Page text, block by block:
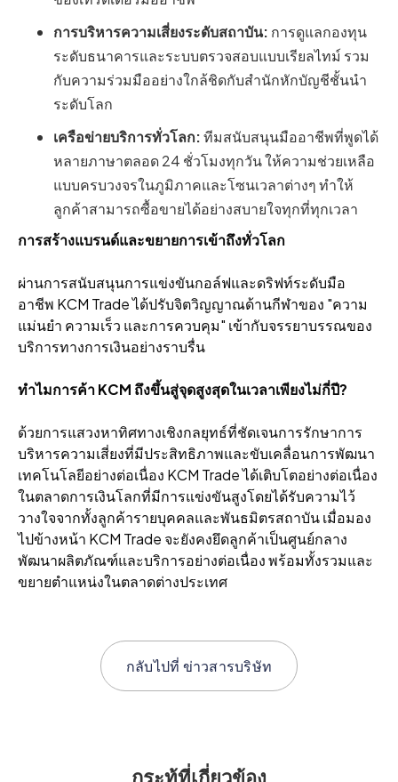
การบริหารความเสี่ยงระดับสถาบัน: การดูแลกองทุน
ระดับธนาคารและระบบตรวจสอบแบบเรียลไทม์ รวม
กับความร่วมมืออย่างใกล้ชิดกับสํานักหักบัญชีชั้นนํา
ระดับโลก
เครือข่ายบริการทั่วโลก:ทีมสนับสนุนมืออาชีพที่พูดได้
หลายภาษาตลอด 24 ชั่วโมงทุกวัน ให้ความช่วยเหลือ
แบบครบวงจรในภูมิภาคและโซนเวลาต่างๆ ทําให้
ลูกค้าสามารถซื้อขายได้อย่างสบายใจทุกที่ทุกเวลา
การสร้างแบรนด์และขยายการเข้าถึงทั่วโลก
ผ่านการสนับสนุนการแข่งขันกอล์ฟและดริฟท์ระดับมือ
อาชีพ KCM Trade ได้ปรับจิตวิญญาณด้านกีฬาของ "ความ
แม่นยํา ความเร็ว และการควบคุม" เข้ากับจรรยาบรรณของ
บริการทางการเงินอย่างราบรื่น
ทําไมการค้า KCM ถึงขึ้นสู่จุดสูงสุดในเวลาเพียงไม่กี่ปี?
ด้วยการแสวงหาทิศทางเชิงกลยุทธ์ที่ชัดเจนการรักษาการ
บริหารความเสี่ยงที่มีประสิทธิภาพและขับเคลื่อนการพัฒนา
เทคโนโลยีอย่างต่อเนื่อง KCM Trade ได้เติบโตอย่างต่อเนื่อง
ในตลาดการเงินโลกที่มีการแข่งขันสูงโดยได้รับความไว้
วางใจจากทั้งลูกค้ารายบุคคลและพันธมิตรสถาบัน เมื่อมอง
ไปข้างหน้า KCM Trade จะยังคงยึดลูกค้าเป็นศูนย์กลาง
พัฒนาผลิตภัณฑ์และบริการอย่างต่อเนื่อง พร้อมทั้งรวมและ
ขยายตําแหน่งในตลาดต่างประเทศ
กลับไปที่ ข่าวสารบริษัท
กระทู้ที่เกี่ยวข้อง